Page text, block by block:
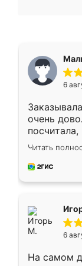
6
очень
Замерщик
делу со
за день,
Читать
6
На самом